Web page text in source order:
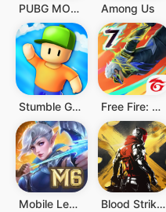
PUBG MOBILE Among Us
Stumble Guys Free Fire: The Chaos
Mobile Legends: Bang Bang Blood Strike - FPS for all